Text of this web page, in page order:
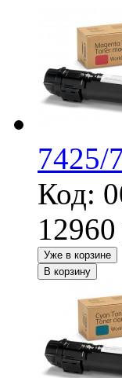
7425/
Код:
12960
Уже в корзине
В корзину